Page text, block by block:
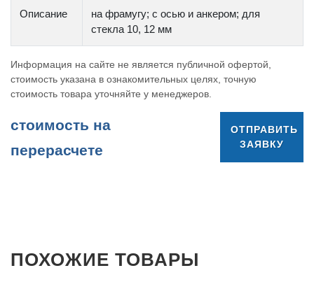
Описание
на фрамугу; с осью и анкером; для
стекла 10, 12 мм
Информация на сайте не является публичной офертой,
стоимость указана в ознакомительных целях, точную
стоимость товара уточняйте у менеджеров.
cтоимость на
перерасчете
ОТПРАВИТЬ
ЗАЯВКУ
ПОХОЖИЕ ТОВАРЫ